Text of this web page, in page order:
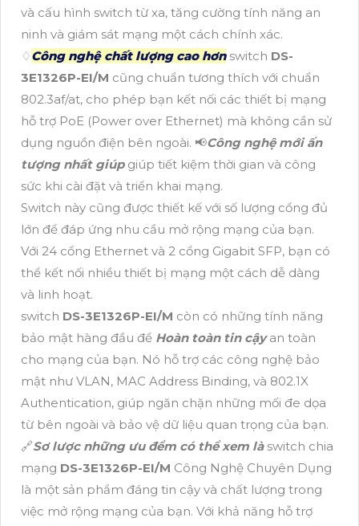
và cấu hình switch từ xa, tăng cường tính năng an
ninh và giám sát mạng một cách chính xác.
♢Công nghệ chất lượng cao hơnswitch DS-
3E1326P-EI/M cũng chuẩn tương thích với chuẩn
802.3af/at, cho phép bạn kết nối các thiết bị mạng
hỗ trợ PoE (Power over Ethernet) mà không cần sử
dụng nguồn điện bên ngoài. 📢Công nghệ mới ấn
tượng nhất giúpgiúp tiết kiệm thời gian và công
sức khi cài đặt và triển khai mạng.
Switch này cũng được thiết kế với số lượng cổng đủ
lớn để đáp ứng nhu cầu mở rộng mạng của bạn.
Với 24 cổng Ethernet và 2 cổng Gigabit SFP, bạn có
thể kết nối nhiều thiết bị mạng một cách dễ dàng
và linh hoạt.
switch DS-3E1326P-EI/M còn có những tính năng
bảo mật hàng đầu để Hoàn toàn tin cậyan toàn
cho mạng của bạn. Nó hỗ trợ các công nghệ bảo
mật như VLAN, MAC Address Binding, và 802.1X
Authentication, giúp ngăn chặn những mối đe dọa
từ bên ngoài và bảo vệ dữ liệu quan trọng của bạn.
🔗Sơ lược những ưu đểm có thể xem là switch chia
mạng DS-3E1326P-EI/M Công Nghệ Chuyên Dụng
là một sản phẩm đáng tin cậy và chất lượng trong
việc mở rộng mạng của bạn. Với khả năng hỗ trợ